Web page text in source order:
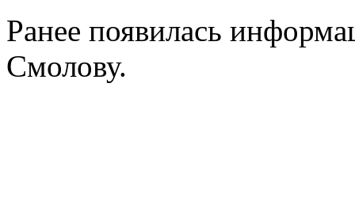
Ранее появилась
Смолову.